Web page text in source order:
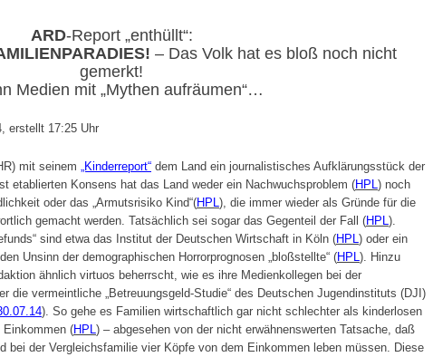
ARD-Report „enthüllt“:
– Das Volk hat es bloß noch nicht
gemerkt!
Medien mit „Mythen aufräumen“…
erstellt 17:25 Uhr
mit seinem
„Kinderreport“ dem Land ein journalistisches Aufklärungsstück der
etablierten Konsens hat das Land weder ein Nachwuchsproblem (HPL ) noch
oder das „Armutsrisiko Kind“(HPL ), die immer wieder als Gründe für die
gemacht werden. Tatsächlich sei sogar das Gegenteil der Fall (HPL ).
sind etwa das Institut der Deutschen Wirtschaft in Köln (HPL ) oder ein
Unsinn der demographischen Horrorprognosen „bloßstellte“ (HPL ). Hinzu
ähnlich virtuos beherrscht, wie es ihre Medienkollegen bei der
die vermeintliche „Betreuungsgeld-Studie“ des Deutschen Jugendinstituts (DJI)
). So gehe es Familien wirtschaftlich gar nicht schlechter als kinderlosen
Einkommen (HPL ) – abgesehen von der nicht erwähnenswerten Tatsache, daß
bei der Vergleichsfamilie vier Köpfe von dem Einkommen leben müssen. Diese